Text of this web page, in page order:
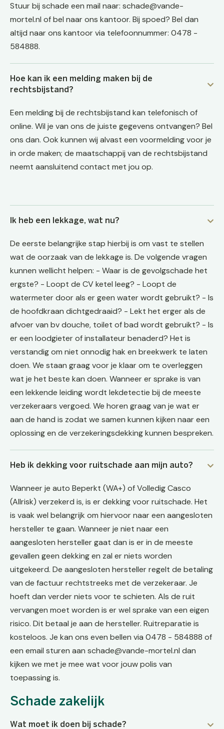
Stuur bij schade een mail naar: schade@vande-
mortel.nl of bel naar ons kantoor. Bij spoed? Bel dan
altijd naar ons kantoor via telefoonnummer: 0478 -
584888.
Hoe kan ik een melding maken bij de
rechtsbijstand?
Een melding bij de rechtsbijstand kan telefonisch of
online. Wil je van ons de juiste gegevens ontvangen? Bel
ons dan. Ook kunnen wij alvast een voormelding voor je
in orde maken; de maatschappij van de rechtsbijstand
neemt aansluitend contact met jou op.
Ik heb een lekkage, wat nu?
De eerste belangrijke stap hierbij is om vast te stellen
wat de oorzaak van de lekkage is. De volgende vragen
kunnen wellicht helpen: - Waar is de gevolgschade het
ergste? - Loopt de CV ketel leeg? - Loopt de
watermeter door als er geen water wordt gebruikt? - Is
de hoofdkraan dichtgedraaid? - Lekt het erger als de
afvoer van bv douche, toilet of bad wordt gebruikt? - Is
er een loodgieter of installateur benaderd? Het is
verstandig om niet onnodig hak en breekwerk te laten
doen. We staan graag voor je klaar om te overleggen
wat je het beste kan doen. Wanneer er sprake is van
een lekkende leiding wordt lekdetectie bij de meeste
verzekeraars vergoed. We horen graag van je wat er
aan de hand is zodat we samen kunnen kijken naar een
oplossing en de verzekeringsdekking kunnen bespreken.
Heb ik dekking voor ruitschade aan mijn auto?
Wanneer je auto Beperkt (WA+) of Volledig Casco
(Allrisk) verzekerd is, is er dekking voor ruitschade. Het
is vaak wel belangrijk om hiervoor naar een aangesloten
hersteller te gaan. Wanneer je niet naar een
aangesloten hersteller gaat dan is er in de meeste
gevallen geen dekking en zal er niets worden
uitgekeerd. De aangesloten hersteller regelt de betaling
van de factuur rechtstreeks met de verzekeraar. Je
hoeft dan verder niets voor te schieten. Als de ruit
vervangen moet worden is er wel sprake van een eigen
risico. Dit betaal je aan de hersteller. Ruitreparatie is
kosteloos. Je kan ons even bellen via 0478 - 584888 of
een email sturen aan schade@vande-mortel.nl dan
kijken we met je mee wat voor jouw polis van
toepassing is.
Schade zakelijk
Wat moet ik doen bij schade?